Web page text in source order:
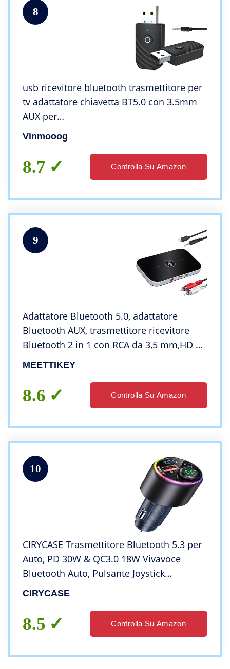
8
usb ricevitore bluetooth trasmettitore per
tv adattatore chiavetta BT5.0 con 3.5mm
AUX per
PC/Cuffie/Altoparlanti/Autoradio/Stereo
Vinmooog
8.7 Controlla Su Amazon
9
Adattatore Bluetooth 5.0, adattatore
Bluetooth AUX, trasmettitore ricevitore
Bluetooth 2 in 1 con RCA da 3,5 mm,HD a
bassa latenza, Per TV, PC, Sistema Home
MEETTIKEY
8.6 Controlla Su Amazon
10
CIRYCASE Trasmettitore Bluetooth 5.3 per
Auto, PD 30W & QC3.0 18W Vivavoce
Bluetooth Auto, Pulsante Joystick
Adattatore Bluetooth Auto Lettore Hi-Fi,
Retroilluminato
CIRYCASE
8.5 Controlla Su Amazon